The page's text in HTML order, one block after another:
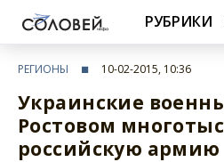
РУБРИКИ
РЕГИОНЫ 10-02-2015, 10:36
Украинские
Ростовом
российскую армию